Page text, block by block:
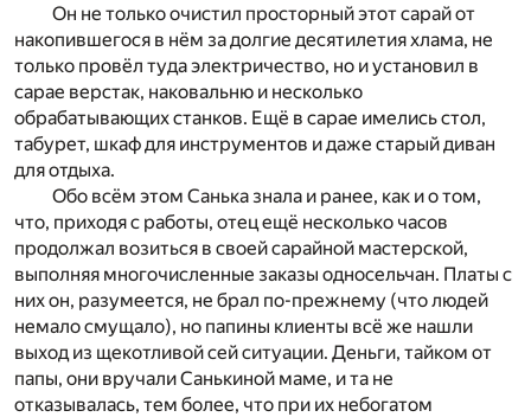
Он не только очистил просторный этот сарай от
накопившегося в нём за долгие десятилетия хлама, не
только провёл туда электричество, но и установил в
сарае верстак, наковальню и несколько
обрабатывающих станков. Ещё в сарае имелись стол,
табурет, шкаф для инструментов и даже старый диван
для отдыха.
Обо всём этом Санька знала и ранее, как и о том,
что, приходя с работы, отец ещё несколько часов
продолжал возиться в своей сарайной мастерской,
выполняя многочисленные заказы односельчан. Платы с
них он, разумеется, не брал по-прежнему (что людей
немало смущало), но папины клиенты всё же нашли
выход из щекотливой сей ситуации. Деньги, тайком от
папы, они вручали Санькиной маме, и та не
отказывалась, тем более, что при их небогатом